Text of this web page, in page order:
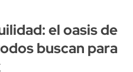
el oasis de
buscan para